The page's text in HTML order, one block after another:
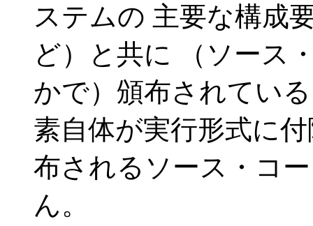
ステムの 主要な構成
ど）と共に （ソース
かで）頒布されてい
素自体が実行形式に
布されるソース・コ
ん。